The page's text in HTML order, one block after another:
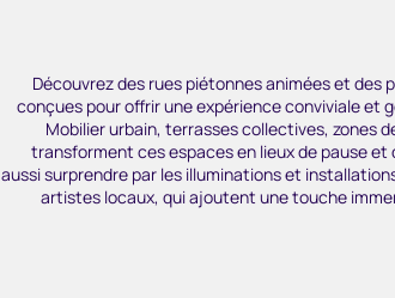
Découvrez des rues piétonnes animées et des
conçues pour offrir une expérience conviviale et
Mobilier urbain, terrasses collectives, zones
transforment ces espaces en lieux de pause
aussi surprendre par les illuminations et
artistes locaux, qui ajoutent une touche